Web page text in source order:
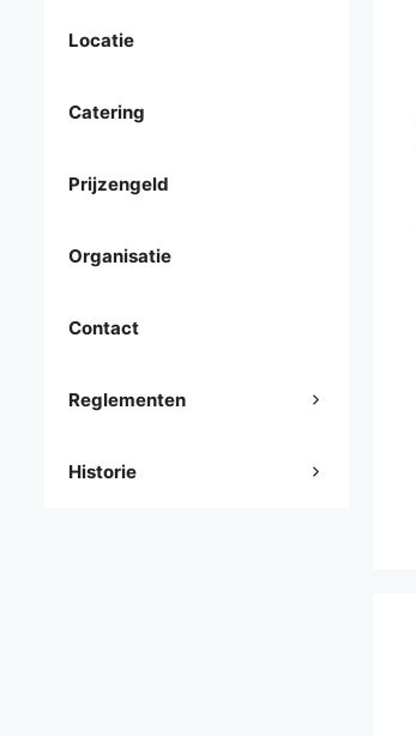
Locatie
Catering
Prijzengeld
Organisatie
Contact
Reglementen
Historie